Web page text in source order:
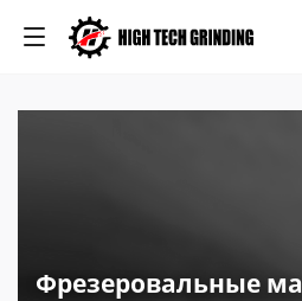
Фрезеровальные